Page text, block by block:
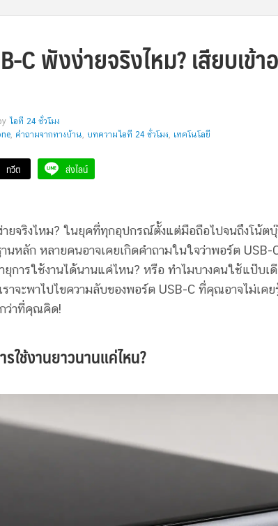
C พังง่ายจริงไหม? เสียบเข้
ไอที 24 ชั่วโมง
, คำถามจากทางบ้าน, บทความไอที 24 ชั่วโมง, เทคโนโลยี
ทวีต ส่งไลน์
ายจริงไหม? ในยุคที่ทุกอุปกรณ์ตั้งแต่มือถือไปจนถึงโน้ต
นหลัก หลายคนอาจเคยเกิดคำถามในใจว่าพอร์ต USB-
ยุการใช้งานได้นานแค่ไหน? หรือ ทำไมบางคนใช้แป๊บเ
ราจะพาไปไขความลับของพอร์ต USB-C ที่คุณอาจไม่เค
ว่าที่คุณคิด!
ใช้งานยาวนานแค่ไหน?